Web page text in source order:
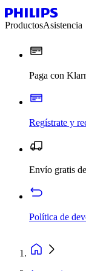
ProductosAsistencia
Paga con
Regístrate y
Envío gratis
Política de